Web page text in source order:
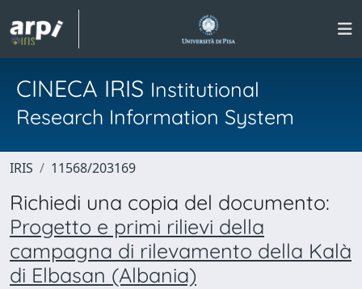
CINECA IRIS Institutional
Research Information System
IRIS 11568/203169
Richiedi una copia del documento:
Progetto e primi rilievi della
campagna di rilevamento della Kalà
di Elbasan (Albania)